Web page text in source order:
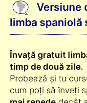
Versiune
limba spaniolă
Învață gratuit
timp de două zile.
Probează și tu
cum poți să înveți